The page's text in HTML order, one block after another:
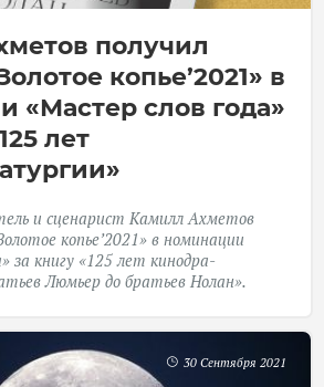
получил
копье’2021» в
«Мастер слов года»
лет
и сценарист Камилл Ахметов
копье’2021» в номинации
за книгу «125 лет кинодра­
Люмьер до братьев Нолан».
30 Сентября 2021